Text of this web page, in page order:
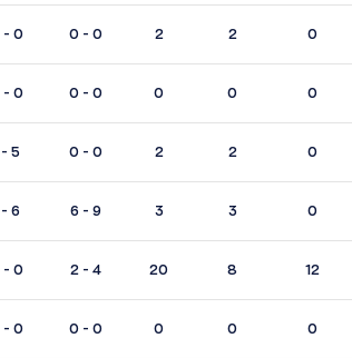
- 0 0 - 0 2 2 0
- 0 0 - 0 0 0 0
- 5 0 - 0 2 2 0
- 6 6 - 9 3 3 0
- 0 2 - 4 20 8 12
- 0 0 - 0 0 0 0